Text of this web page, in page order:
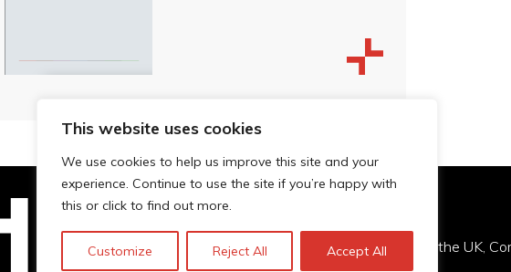
This website uses cookies
We use cookies to help us improve this site and your
experience. Continue to use the site if you’re happy with
this or click to find out more.
Customize Reject All Accept All
Technopolis Group LTD is registered in the UK,